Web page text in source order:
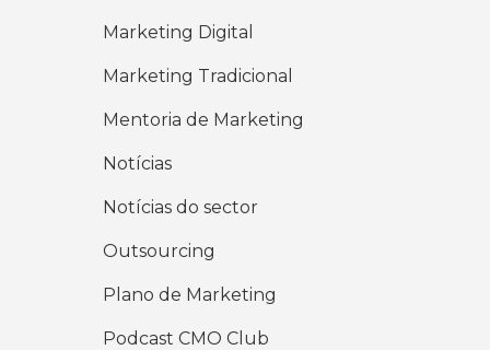
Marketing Digital
Marketing Tradicional
Mentoria de Marketing
Notícias
Notícias do sector
Outsourcing
Plano de Marketing
Podcast CMO Club